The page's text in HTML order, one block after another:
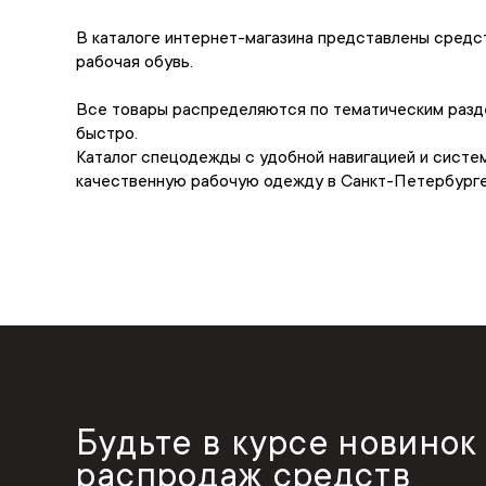
В каталоге интернет-магазина представлены
рабочая обувь.
Все товары распределяются по тематическим
быстро.
Каталог спецодежды с удобной навигацией и
качественную рабочую одежду в Санкт-
Будьте в курсе новинок
распродаж средств